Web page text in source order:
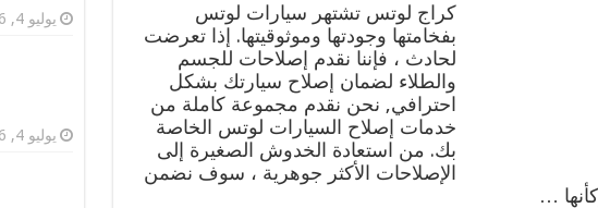
لوتس
99009551
ورشة
كهربائي
ميكانيكي
خدمة
المساعدة
على
الطريق
كراج لوتس تشتهر سيارات لوتس
بفخامتها وجودتها وموثوقيتها. إذا تعرضت
لحادث ، فإننا نقدم إصلاحات للجسم
والطلاء لضمان إصلاح سيارتك بشكل
احترافي, نحن نقدم مجموعة كاملة من
خدمات إصلاح السيارات لوتس الخاصة
بك. من استعادة الخدوش الصغيرة إلى
الإصلاحات الأكثر جوهرية ، سوف نضمن
…
يوليو 4, 2026
يوليو 4, 2026